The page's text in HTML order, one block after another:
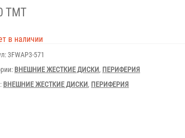
TMT
в наличии
3FWAP3-571
ВНЕШНИЕ ЖЕСТКИЕ ДИСКИ, ПЕРИФЕРИЯ
ВНЕШНИЕ ЖЕСТКИЕ ДИСКИ, ПЕРИФЕРИЯ